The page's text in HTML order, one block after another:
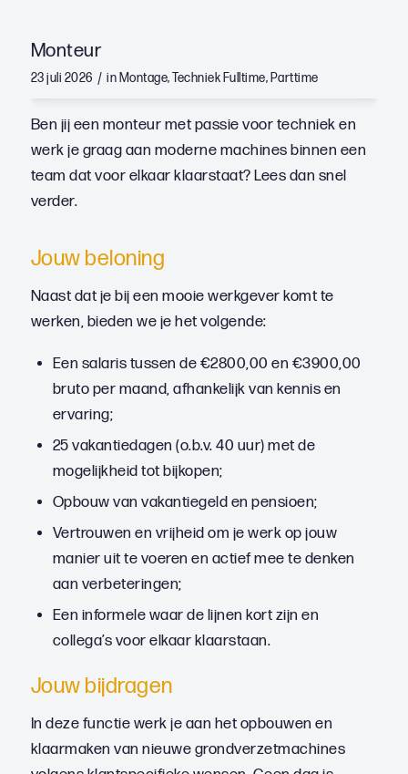
Monteur
23 juli 2026 / inMontage, TechniekFulltime,Parttime
Ben jij een monteur met passie voor techniek en
werk je graag aan moderne machines binnen een
team dat voor elkaar klaarstaat? Lees dan snel
verder.
Jouw beloning
Naast dat je bij een mooie werkgever komt te
werken, bieden we je het volgende:
Een salaris tussen de €2800,00 en €3900,00
bruto per maand, afhankelijk van kennis en
ervaring;
25 vakantiedagen (o.b.v. 40 uur) met de
mogelijkheid tot bijkopen;
Opbouw van vakantiegeld en pensioen;
Vertrouwen en vrijheid om je werk op jouw
manier uit te voeren en actief mee te denken
aan verbeteringen;
Een informele waar de lijnen kort zijn en
collega’s voor elkaar klaarstaan.
Jouw bijdragen
In deze functie werk je aan het opbouwen en
klaarmaken van nieuwe grondverzetmachines